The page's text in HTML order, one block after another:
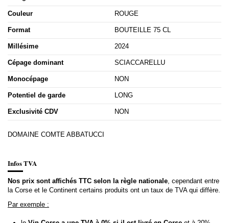
Couleur ROUGE
Format BOUTEILLE 75 CL
Millésime 2024
Cépage dominant SCIACCARELLU
Monocépage NON
Potentiel de garde LONG
Exclusivité CDV NON
DOMAINE COMTE ABBATUCCI
Infos TVA
Nos prix sont affichés TTC selon la règle nationale , cependant entre
la Corse et le Continent certains produits ont un taux de TVA qui diffère.
Par exemple :